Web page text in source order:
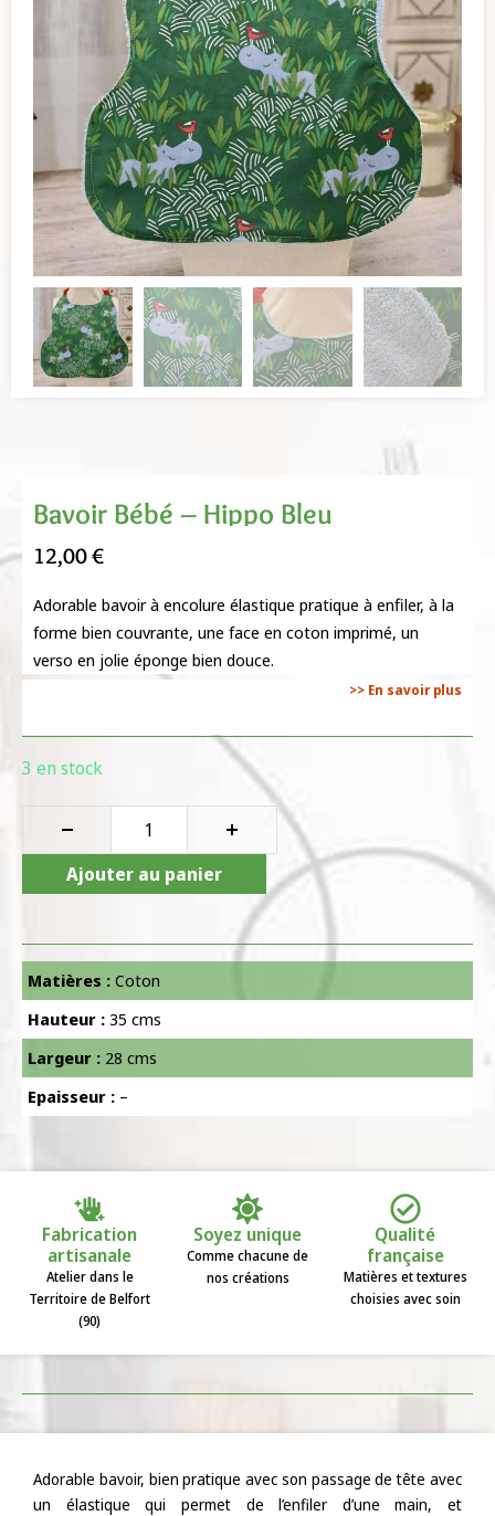
Bavoir Bébé – Hippo Bleu
12,00€
Adorable bavoir à encolure élastique pratique à enfiler, à la
forme bien couvrante, une face en coton imprimé, un
verso en jolie éponge bien douce.
>> En savoir plus
3 en stock
Ajouter au panier
Matières : Coton
Hauteur : 35 cms
Largeur : 28 cms
Epaisseur : –
Fabrication
artisanale
Atelier dans le
Territoire de Belfort
(90)
Soyez unique
Comme chacune de
nos créations
Qualité
française
Matières et textures
choisies avec soin
Adorable bavoir, bien pratique avec son passage de tête avec
un élastique qui permet de l’enfiler d’une main, et